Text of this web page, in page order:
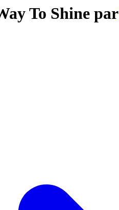
To Shine par